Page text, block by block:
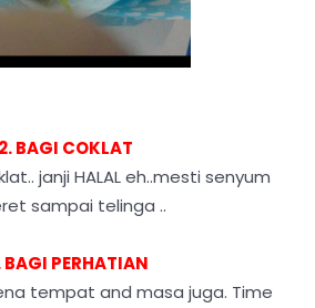
2. BAGI COKLAT
janji HALAL eh..mesti senyum
sampai telinga ..
BAGI PERHATIAN
tempat and masa juga. Time